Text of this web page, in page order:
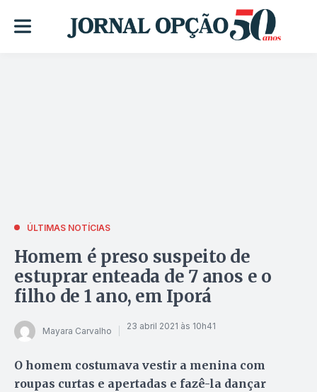
ÚLTIMAS NOTÍCIAS
Homem é preso suspeito de
estuprar enteada de 7 anos e o
filho de 1 ano, em Iporá
Mayara Carvalho 23 abril 2021 às 10h41
O homem costumava vestir a menina com
roupas curtas e apertadas e fazê-la dançar